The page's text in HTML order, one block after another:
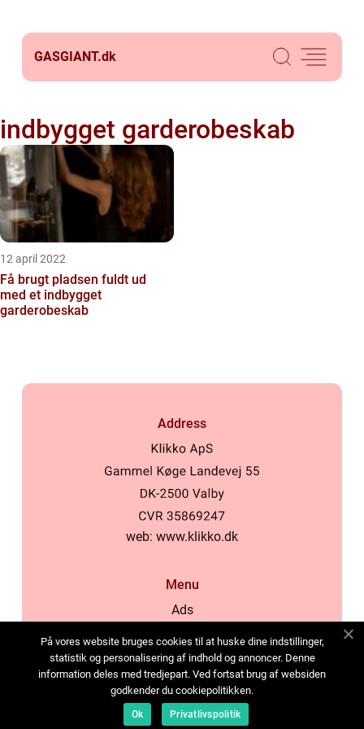
GASGIANT.dk
indbygget garderobeskab
12 april 2022
Få brugt pladsen fuldt ud
med et indbygget
garderobeskab
Address
web: www.klikko.dk
Menu
Ads
Cookies
Contact
Sitemap
På vores website bruges cookies til at huske dine indstillinger,
statistik og personalisering af indhold og annoncer. Denne
information deles med tredjepart. Ved fortsat brug af websiden
godkender du cookiepolitikken.
Ok Privatlivspolitik